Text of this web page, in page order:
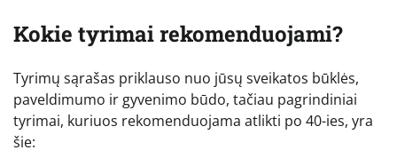
Kokie tyrimai rekomenduojami?
Tyrimų sąrašas priklauso nuo jūsų sveikatos būklės,
paveldimumo ir gyvenimo būdo, tačiau pagrindiniai
tyrimai, kuriuos rekomenduojama atlikti po 40-ies, yra
šie: